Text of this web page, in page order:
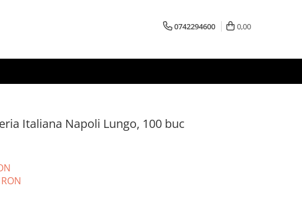
0742294600 0,00
Italiana Napoli Lungo, 100 buc
RON